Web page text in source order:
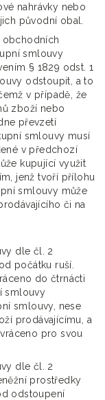
nahrávky nebo
původní obal.
obchodních
smlouvy
§ 1829 odst. 1
odstoupit, a to
v případě, že
zboží nebo
převzetí
smlouvy musí
v předchozí
kupující využit
jenž tvoří přílohu
smlouvy může
či na
dle čl. 2
počátku ruší.
do čtrnácti
smlouvy
smlouvy, nese
prodávajícímu, a
pro svou
dle čl. 2
prostředky
odstoupení